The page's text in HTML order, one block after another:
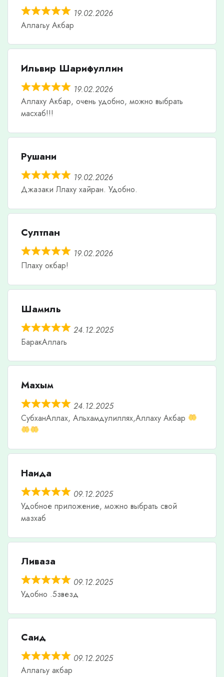
19.02.2026
Аллагьу Акбар
Ильвир Шарифуллин
19.02.2026
Аллаху Акбар, очень удобно, можно выбрать
масхаб!!!
Рушани
19.02.2026
Джазаки Ллаху хайран. Удобно.
Султпан
19.02.2026
Плаху окбар!
Шамиль
24.12.2025
БаракАллагь
Махым
24.12.2025
СубханАллах, Альхамдулиллях,Аллаху Акбар
Наида
09.12.2025
Удобное приложение, можно выбрать свой
мазхаб
Ливаза
09.12.2025
Удобно .5звезд
Саид
09.12.2025
Аллагьу акбар